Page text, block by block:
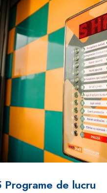
Programe de lucru